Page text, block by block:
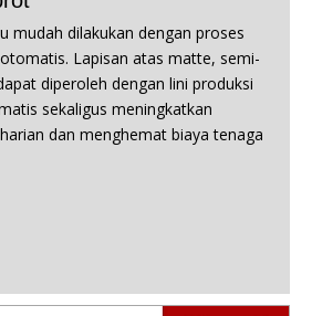
mudah dilakukan dengan proses
Lapisan atas matte, semi-
diperoleh dengan lini produksi
sekaligus meningkatkan
dan menghemat biaya tenaga